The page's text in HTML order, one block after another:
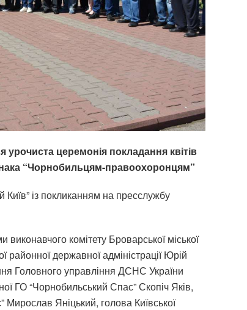
урочиста церемонія покладання квітів
“Чорнобильцям-правоохоронцям”
із покликанням на пресслужбу
комітету Броварської міської
державної адміністрації Юрій
Головного управління ДСНС України
ГО “Чорнобильський Спас” Скопіч Яків,
Яніцький, голова Київської